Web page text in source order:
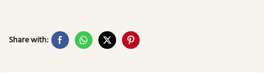
Share with: